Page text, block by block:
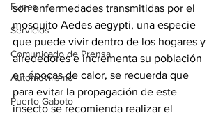
Funes
Servicios
Comunicado de Prensa
Automovilismo
Puerto Gaboto
son enfermedades transmitidas por el
mosquito Aedes aegypti, una especie
que puede vivir dentro de los hogares y
alrededores e incrementa su población
en épocas de calor, se recuerda que
para evitar la propagación de este
insecto se recomienda realizar el